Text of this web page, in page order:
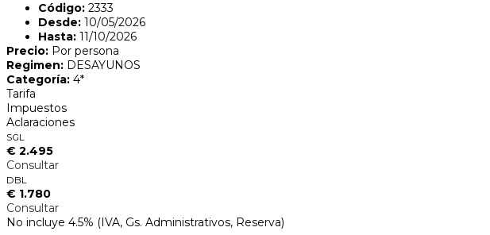
Código: 2333
Desde: 10/05/2026
Hasta: 11/10/2026
Precio: Por persona
Regimen: DESAYUNOS
Categoría: 4*
Tarifa
Impuestos
Aclaraciones
SGL
€ 2.495
Consultar
DBL
€ 1.780
Consultar
No incluye 4.5% (IVA, Gs. Administrativos, Reserva)